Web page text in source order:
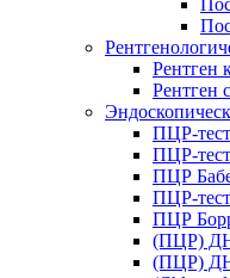
Рентген
Рентген
ПЦР-
ПЦР-
ПЦР
ПЦР-
ПЦР
(ПЦР)
(ПЦР)